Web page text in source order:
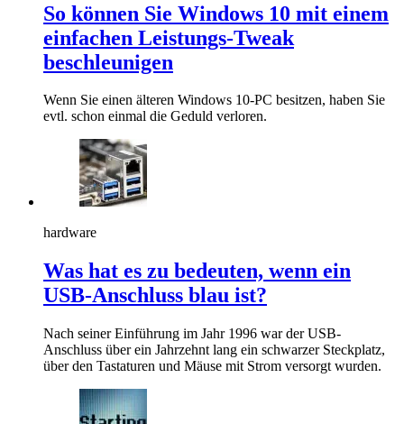
So können Sie Windows 10 mit einem
einfachen Leistungs-Tweak
beschleunigen
Wenn Sie einen älteren Windows 10-PC besitzen, haben Sie
evtl. schon einmal die Geduld verloren.
hardware
Was hat es zu bedeuten, wenn ein
USB-Anschluss blau ist?
Nach seiner Einführung im Jahr 1996 war der USB-
Anschluss über ein Jahrzehnt lang ein schwarzer Steckplatz,
über den Tastaturen und Mäuse mit Strom versorgt wurden.